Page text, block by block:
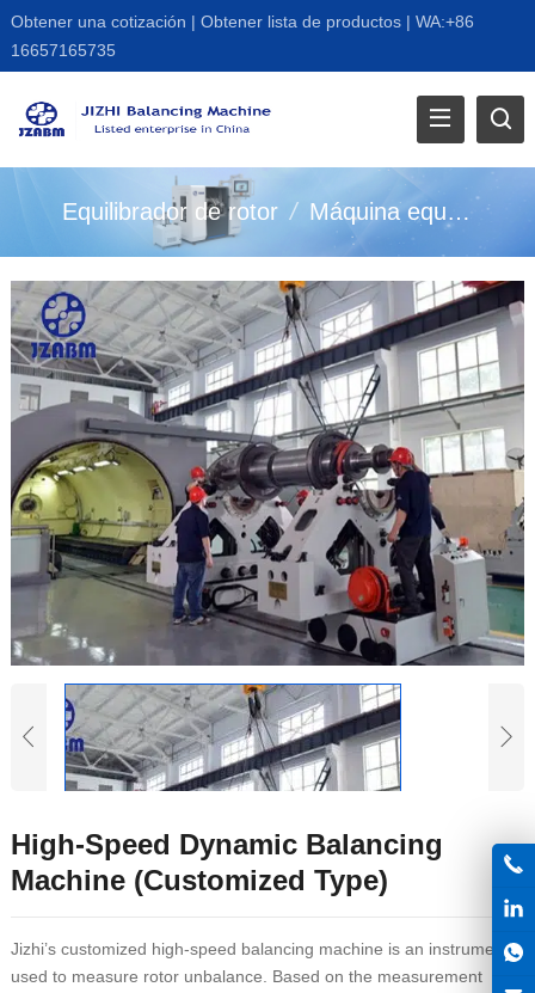
Obtener una cotización | Obtener lista de productos| WA:+86
16657165735
Equilibrador de rotor / Máquina equilibradora
High-Speed Dynamic Balancing
Machine(Customized Type)
Jizhi’s customized high-speed balancing machine is an instrument
used to measure rotor unbalance. Based on the measurement